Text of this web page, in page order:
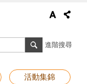
進階搜尋
活動集錦